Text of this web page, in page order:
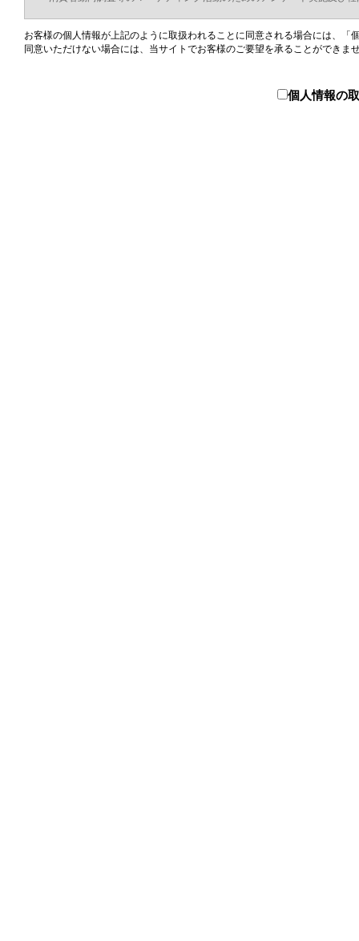
お客様の個人情報が上記のように取扱われることに同意される場合には、
同意いただけない場合には、当サイトでお客様のご要望を承ることができま
個人情報の